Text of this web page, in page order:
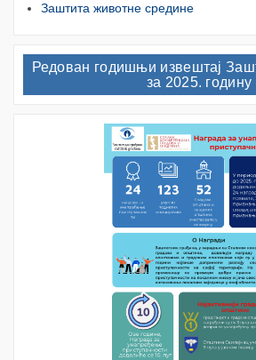
Заштита животне средине
Редован годишњи извештај
за 2025. годину